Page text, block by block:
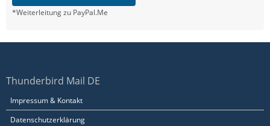
*Weiterleitung zu PayPal.Me
Thunderbird Mail DE
Impressum & Kontakt
Datenschutzerklärung